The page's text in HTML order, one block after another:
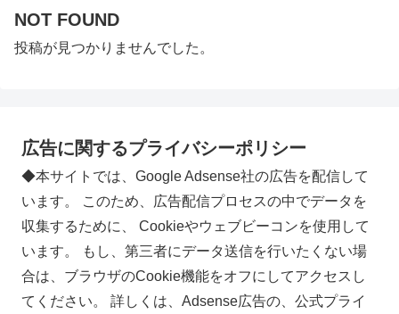
NOT FOUND
投稿が見つかりませんでした。
広告に関するプライバシーポリシー
◆本サイトでは、Google Adsense社の広告を配信して
います。 このため、広告配信プロセスの中でデータを
収集するために、 Cookieやウェブビーコンを使用して
います。 もし、第三者にデータ送信を行いたくない場
合は、ブラウザのCookie機能をオフにしてアクセスし
てください。 詳しくは、Adsense広告の、公式プライ